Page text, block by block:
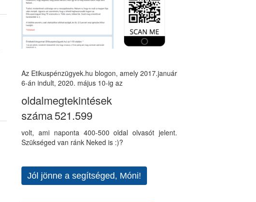
Az Etikuspénzügyek.hu blogon, amely 2017.január
6-án indult, 2020. május 10-ig az
oldalmegtekintések
száma521.599
volt, ami naponta 400-500 oldal olvasót jelent.
Szükséged van ránk Neked is :)?
Jól jönne a segítséged, Móni!